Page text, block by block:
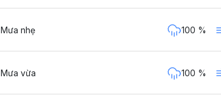
Mưa nhẹ 100 %
Mưa vừa 100 %